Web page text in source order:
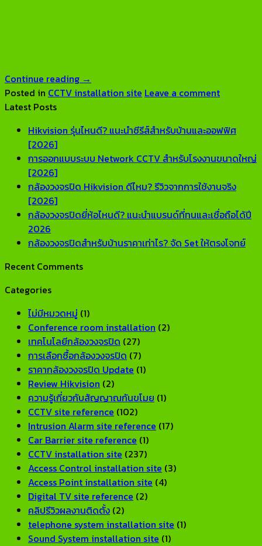
Continue reading →
Posted in CCTV installation site Leave a comment
Latest Posts
Hikvision รุ่นไหนดี? แนะนำซีรีส์สำหรับบ้านและออฟฟิศ
[2026]No
Comments
on
Hikvision
รุ่น
ไหน
แนะนำ
รีส์
และ
ออฟฟิศ
[2026]
การออกแบบระบบ Network CCTV สำหรับโรงงานขนาดใหญ่
[2026]No
Comments
on
การ
ระบบ
CCTV
ขนาด
ใหญ่
[2026]
กล้องวงจรปิด Hikvision ดีไหม? รีวิวจากการใช้งานจริง
[2026]No
Comments
กล้อง
Hikvision
รีวิว
จาก
การ
ใช้
งาน
จริง
[2026]
กล้องวงจรปิดยี่ห้อไหนดี? แนะนำแบรนด์ที่ทนและเชื่อถือได้ปี
2026
Comments
กล้อง
ยี่ห้อ
ไหน
ดี?
แนะนำ
แบรนด์
ที่
ทน
และ
เชื่อ
ถือ
ได้
ปี
2026
กล้องวงจรปิดสำหรับบ้านราคาเท่าไร? จัด Set ให้ตรงโจทย์No
Recent Comments
Categories
ไม่มีหมวดหมู่ (1)
Conference room installation (2)
เทคโนโลยีกล้องวงจรปิด (27)
การเลือกซื้อกล้องวงจรปิด (7)
ราคากล้องวงจรปิด Update (1)
Review Hikvision (2)
ความรู้เกี่ยวกับสัญญาณกันขโมย (1)
CCTV site reference (102)
Intrusion Alarm site reference (17)
Car Barrier site reference (1)
CCTV installation site (237)
Access Control installation site (3)
Access Point installation site (4)
Digital TV site reference (2)
คลิปรีวิวผลงานติดตั้ง (2)
telephone system installation site (1)
Sound System installation site (1)